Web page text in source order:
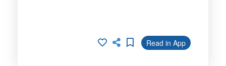
Read in App